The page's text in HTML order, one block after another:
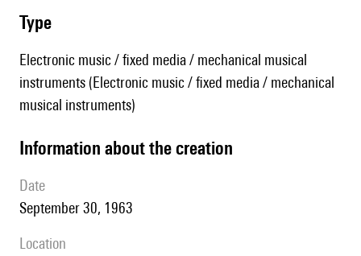
type
Electronic music / fixed media / mechanical musical
instruments (Electronic music / fixed media / mechanical
musical instruments)
information about the creation
date
September 30, 1963
location